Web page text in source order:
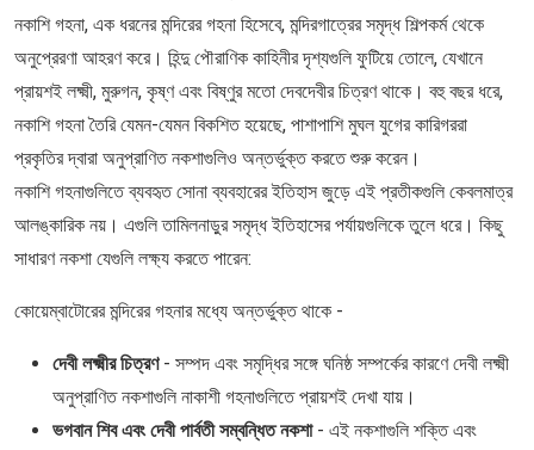
নকাশি গহনা, এক ধরনের মন্দিরের গহনা হিসেবে, মন্দিরগাত্রের সমৃদ্ধ শিল্পকর্ম থেকে
অনুপ্রেরণা আহরণ করে। হিন্দু পৌরাণিক কাহিনীর দৃশ্যগুলি ফুটিয়ে তোলে, যেখানে
প্রায়শই লক্ষ্মী, মুরুগন, কৃষ্ণ এবং বিষ্ণুর মতো দেবদেবীর চিত্রণ থাকে। বহু বছর ধরে,
নকাশি গহনা তৈরি যেমন-যেমন বিকশিত হয়েছে, পাশাপাশি মুঘল যুগের কারিগররা
প্রকৃতির দ্বারা অনুপ্রাণিত নকশাগুলিও অন্তর্ভুক্ত করতে শুরু করেন।
নকাশি গহনাগুলিতে ব্যবহৃত সোনা ব্যবহারের ইতিহাস জুড়ে এই প্রতীকগুলি কেবলমাত্র
আলঙ্কারিক নয়। এগুলি তামিলনাড়ুর সমৃদ্ধ ইতিহাসের পর্যায়গুলিকে তুলে ধরে। কিছু
সাধারণ নকশা যেগুলি লক্ষ্য করতে পারেন:
কোয়েম্বাটোরের মন্দিরের গহনার মধ্যে অন্তর্ভুক্ত থাকে -
দেবী লক্ষ্মীর চিত্রণ- সম্পদ এবং সমৃদ্ধির সঙ্গে ঘনিষ্ঠ সম্পর্কের কারণে দেবী লক্ষ্মী
অনুপ্রাণিত নকশাগুলি নাকাশী গহনাগুলিতে প্রায়শই দেখা যায়।
ভগবান শিব এবং দেবী পার্বতী সম্বন্ধিত নকশা - এই নকশাগুলি শক্তি এবং